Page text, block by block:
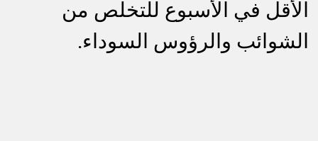
الأقل في الأسبوع للتخلص من
الشوائب والرؤوس السوداء.